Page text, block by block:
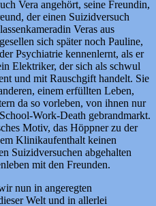
Vera angehört, seine Freundin,
der einen Suizidversuch
Veras aus
sich später noch Pauline,
Psychiatrie kennenlernt, als er
Elektriker, der sich als schwul
und mit Rauschgift handelt. Sie
einem erfüllten Leben,
da so vorleben, von ihnen nur
Work-Death gebrandmarkt.
Motiv, das Höppner zu der
Klinikaufenthalt keinen
Suizidversuchen abgehalten
mit den Freunden.
nun in angeregten
Welt und in allerlei